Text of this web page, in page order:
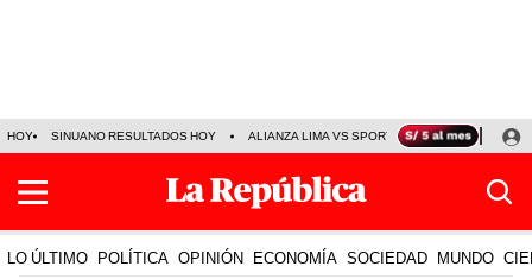
HOY SINUANO RESULTADOS HOY ALIANZA LIMA VS SPORT BOYS JORGE
LO ÚLTIMO POLÍTICA OPINIÓN ECONOMÍA SOCIEDAD MUNDO